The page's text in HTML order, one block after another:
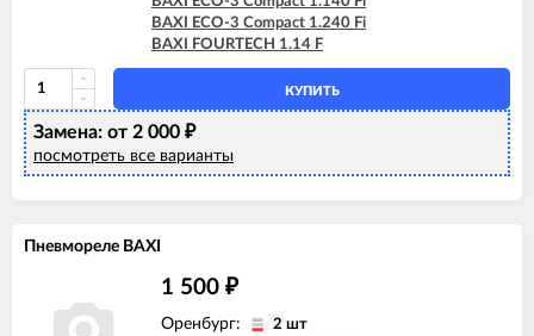
BAXI ECO-3 Compact 1.240 Fi
BAXI FOURTECH 1.14 F
КУПИТЬ
Замена: от 2 000 ₽
посмотреть все варианты
Пневмореле BAXI
1 500 ₽
Оренбург: 2 шт